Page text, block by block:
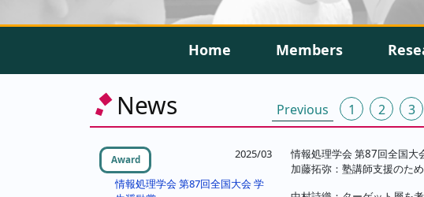
Home Members
News
投
稿
の
ペ
Previous 1 2 3
Award 2025/03
情報処理学会 第87回全国大会 学
情報処理学会 第87回全国大
加藤拓弥：塾講師支援のた